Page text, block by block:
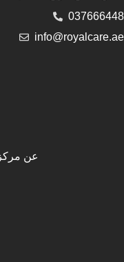
037666448
info@royalcare.ae
عن مركز